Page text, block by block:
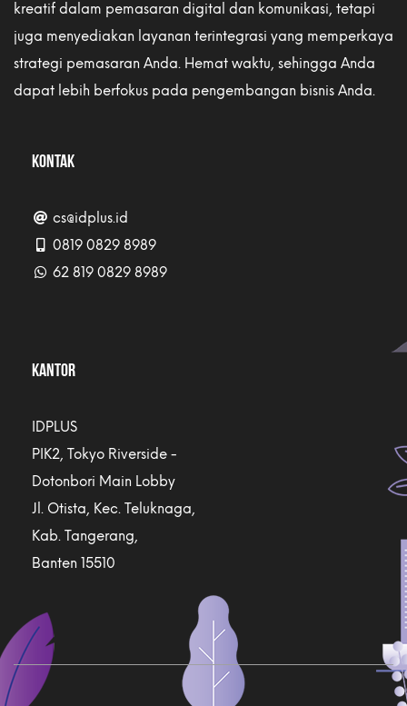
kreatif dalam pemasaran digital dan komunikasi, tetapi
juga menyediakan layanan terintegrasi yang memperkaya
strategi pemasaran Anda. Hemat waktu, sehingga Anda
dapat lebih berfokus pada pengembangan bisnis Anda.
KONTAK
cs@idplus.id
0819 0829 8989
62 819 0829 8989
KANTOR
IDPLUS
PIK2, Tokyo Riverside -
Dotonbori Main Lobby
Jl. Otista, Kec. Teluknaga,
Kab. Tangerang,
Banten 15510